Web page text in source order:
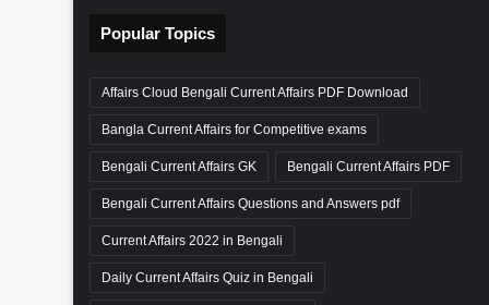
Popular Topics
Affairs Cloud Bengali Current Affairs PDF Download
Bangla Current Affairs for Competitive exams
Bengali Current Affairs GK Bengali Current Affairs PDF
Bengali Current Affairs Questions and Answers pdf
Current Affairs 2022 in Bengali
Daily Current Affairs Quiz in Bengali